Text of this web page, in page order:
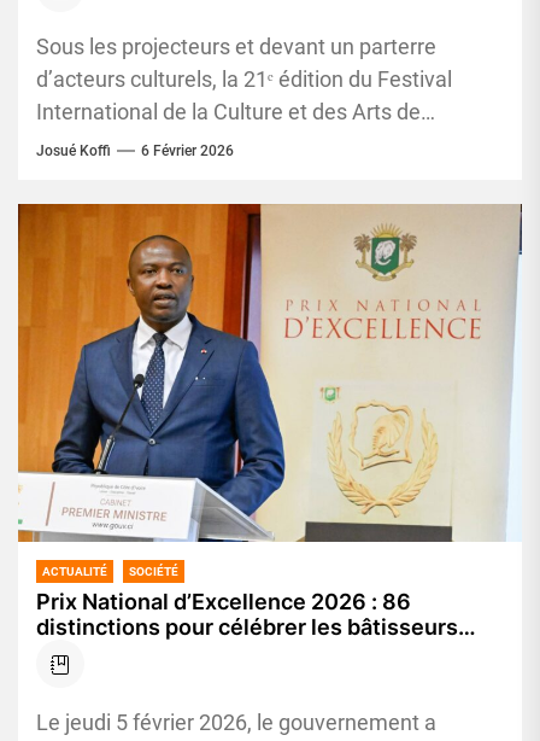
Sous les projecteurs et devant un parterre
d’acteurs culturels, la 21ᵉ édition du Festival
International de la Culture et des Arts de
Daoukro (FICAD) a...
Josué Koffi 6 Février 2026
ACTUALITÉ SOCIÉTÉ
Prix National d’Excellence 2026 : 86
distinctions pour célébrer les bâtisseurs
d’une Côte d’Ivoire ambitieuse
Le jeudi 5 février 2026, le gouvernement a